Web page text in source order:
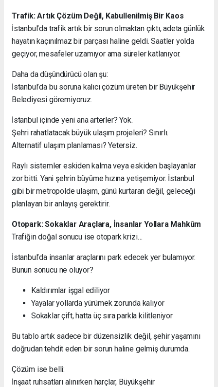
Trafik: Artık Çözüm Değil, Kabullenilmiş Bir Kaos
İstanbul’da trafik artık bir sorun olmaktan çıktı, adeta günlük
hayatın kaçınılmaz bir parçası haline geldi. Saatler yolda
geçiyor, mesafeler uzamıyor ama süreler katlanıyor.
Daha da düşündürücü olan şu:
İstanbul’da bu soruna kalıcı çözüm üreten bir Büyükşehir
Belediyesi göremiyoruz.
İstanbul içinde yeni ana arterler? Yok.
Şehri rahatlatacak büyük ulaşım projeleri? Sınırlı.
Alternatif ulaşım planlaması? Yetersiz.
Raylı sistemler eskiden kalma veya eskiden başlayanlar
zor bitti. Yani şehrin büyüme hızına yetişemiyor. İstanbul
gibi bir metropolde ulaşım, günü kurtaran değil, geleceği
planlayan bir anlayış gerektirir.
Otopark: Sokaklar Araçlara, İnsanlar Yollara Mahkûm
Trafiğin doğal sonucu ise otopark krizi…
İstanbul’da insanlar araçlarını park edecek yer bulamıyor.
Bunun sonucu ne oluyor?
Kaldırımlar işgal ediliyor
Yayalar yollarda yürümek zorunda kalıyor
Sokaklar çift, hatta üç sıra parkla kilitleniyor
Bu tablo artık sadece bir düzensizlik değil, şehir yaşamını
doğrudan tehdit eden bir sorun haline gelmiş durumda.
Çözüm ise belli:
İnşaat ruhsatları alınırken harçlar, Büyükşehir